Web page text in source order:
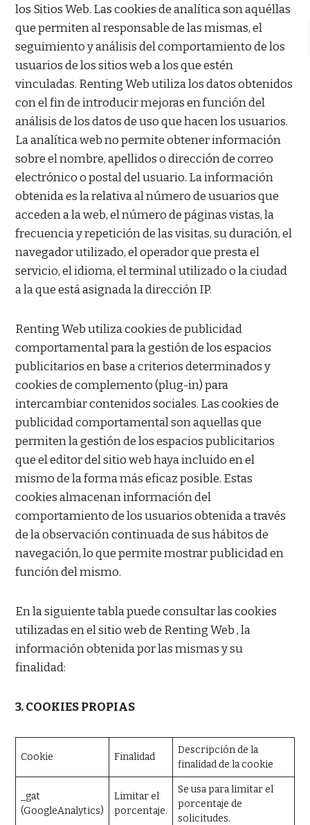
los Sitios Web. Las cookies de analítica son aquéllas
que permiten al responsable de las mismas, el
seguimiento y análisis del comportamiento de los
usuarios de los sitios web a los que estén
vinculadas. Renting Web utiliza los datos obtenidos
con el fin de introducir mejoras en función del
análisis de los datos de uso que hacen los usuarios.
La analítica web no permite obtener información
sobre el nombre, apellidos o dirección de correo
electrónico o postal del usuario. La información
obtenida es la relativa al número de usuarios que
acceden a la web, el número de páginas vistas, la
frecuencia y repetición de las visitas, su duración, el
navegador utilizado, el operador que presta el
servicio, el idioma, el terminal utilizado o la ciudad
a la que está asignada la dirección IP.
Renting Web utiliza cookies de publicidad
comportamental para la gestión de los espacios
publicitarios en base a criterios determinados y
cookies de complemento (plug-in) para
intercambiar contenidos sociales. Las cookies de
publicidad comportamental son aquellas que
permiten la gestión de los espacios publicitarios
que el editor del sitio web haya incluido en el
mismo de la forma más eficaz posible. Estas
cookies almacenan información del
comportamiento de los usuarios obtenida a través
de la observación continuada de sus hábitos de
navegación, lo que permite mostrar publicidad en
función del mismo.
En la siguiente tabla puede consultar las cookies
utilizadas en el sitio web de Renting Web , la
información obtenida por las mismas y su
finalidad:
3. COOKIES PROPIAS
Cookie Finalidad
Descripción de la
finalidad de la cookie
_gat
(GoogleAnalytics)
Limitar el
porcentaje.
Se usa para limitar el
porcentaje de
solicitudes.